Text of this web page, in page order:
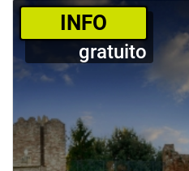
­INFO
gratuito